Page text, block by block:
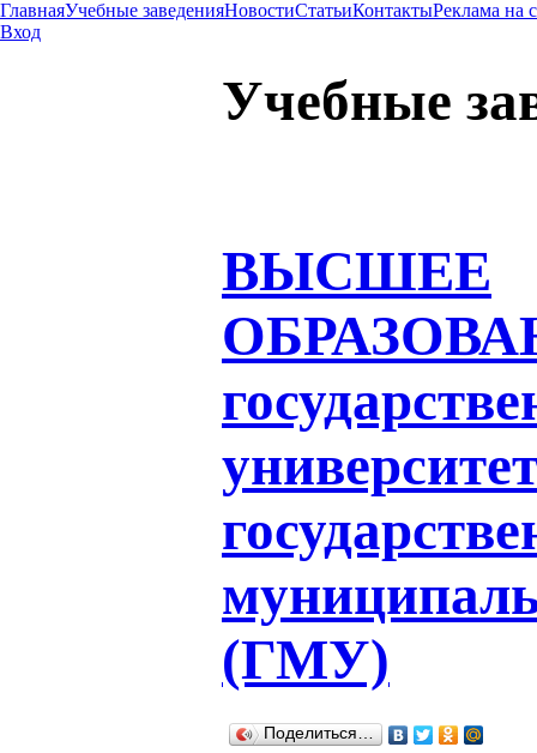
ГлавнаяУчебные заведенияНовостиСтатьиКонтактыРеклама на
Вход
Учебные
ВЫСШЕЕ
(ГМУ)
Поделиться…